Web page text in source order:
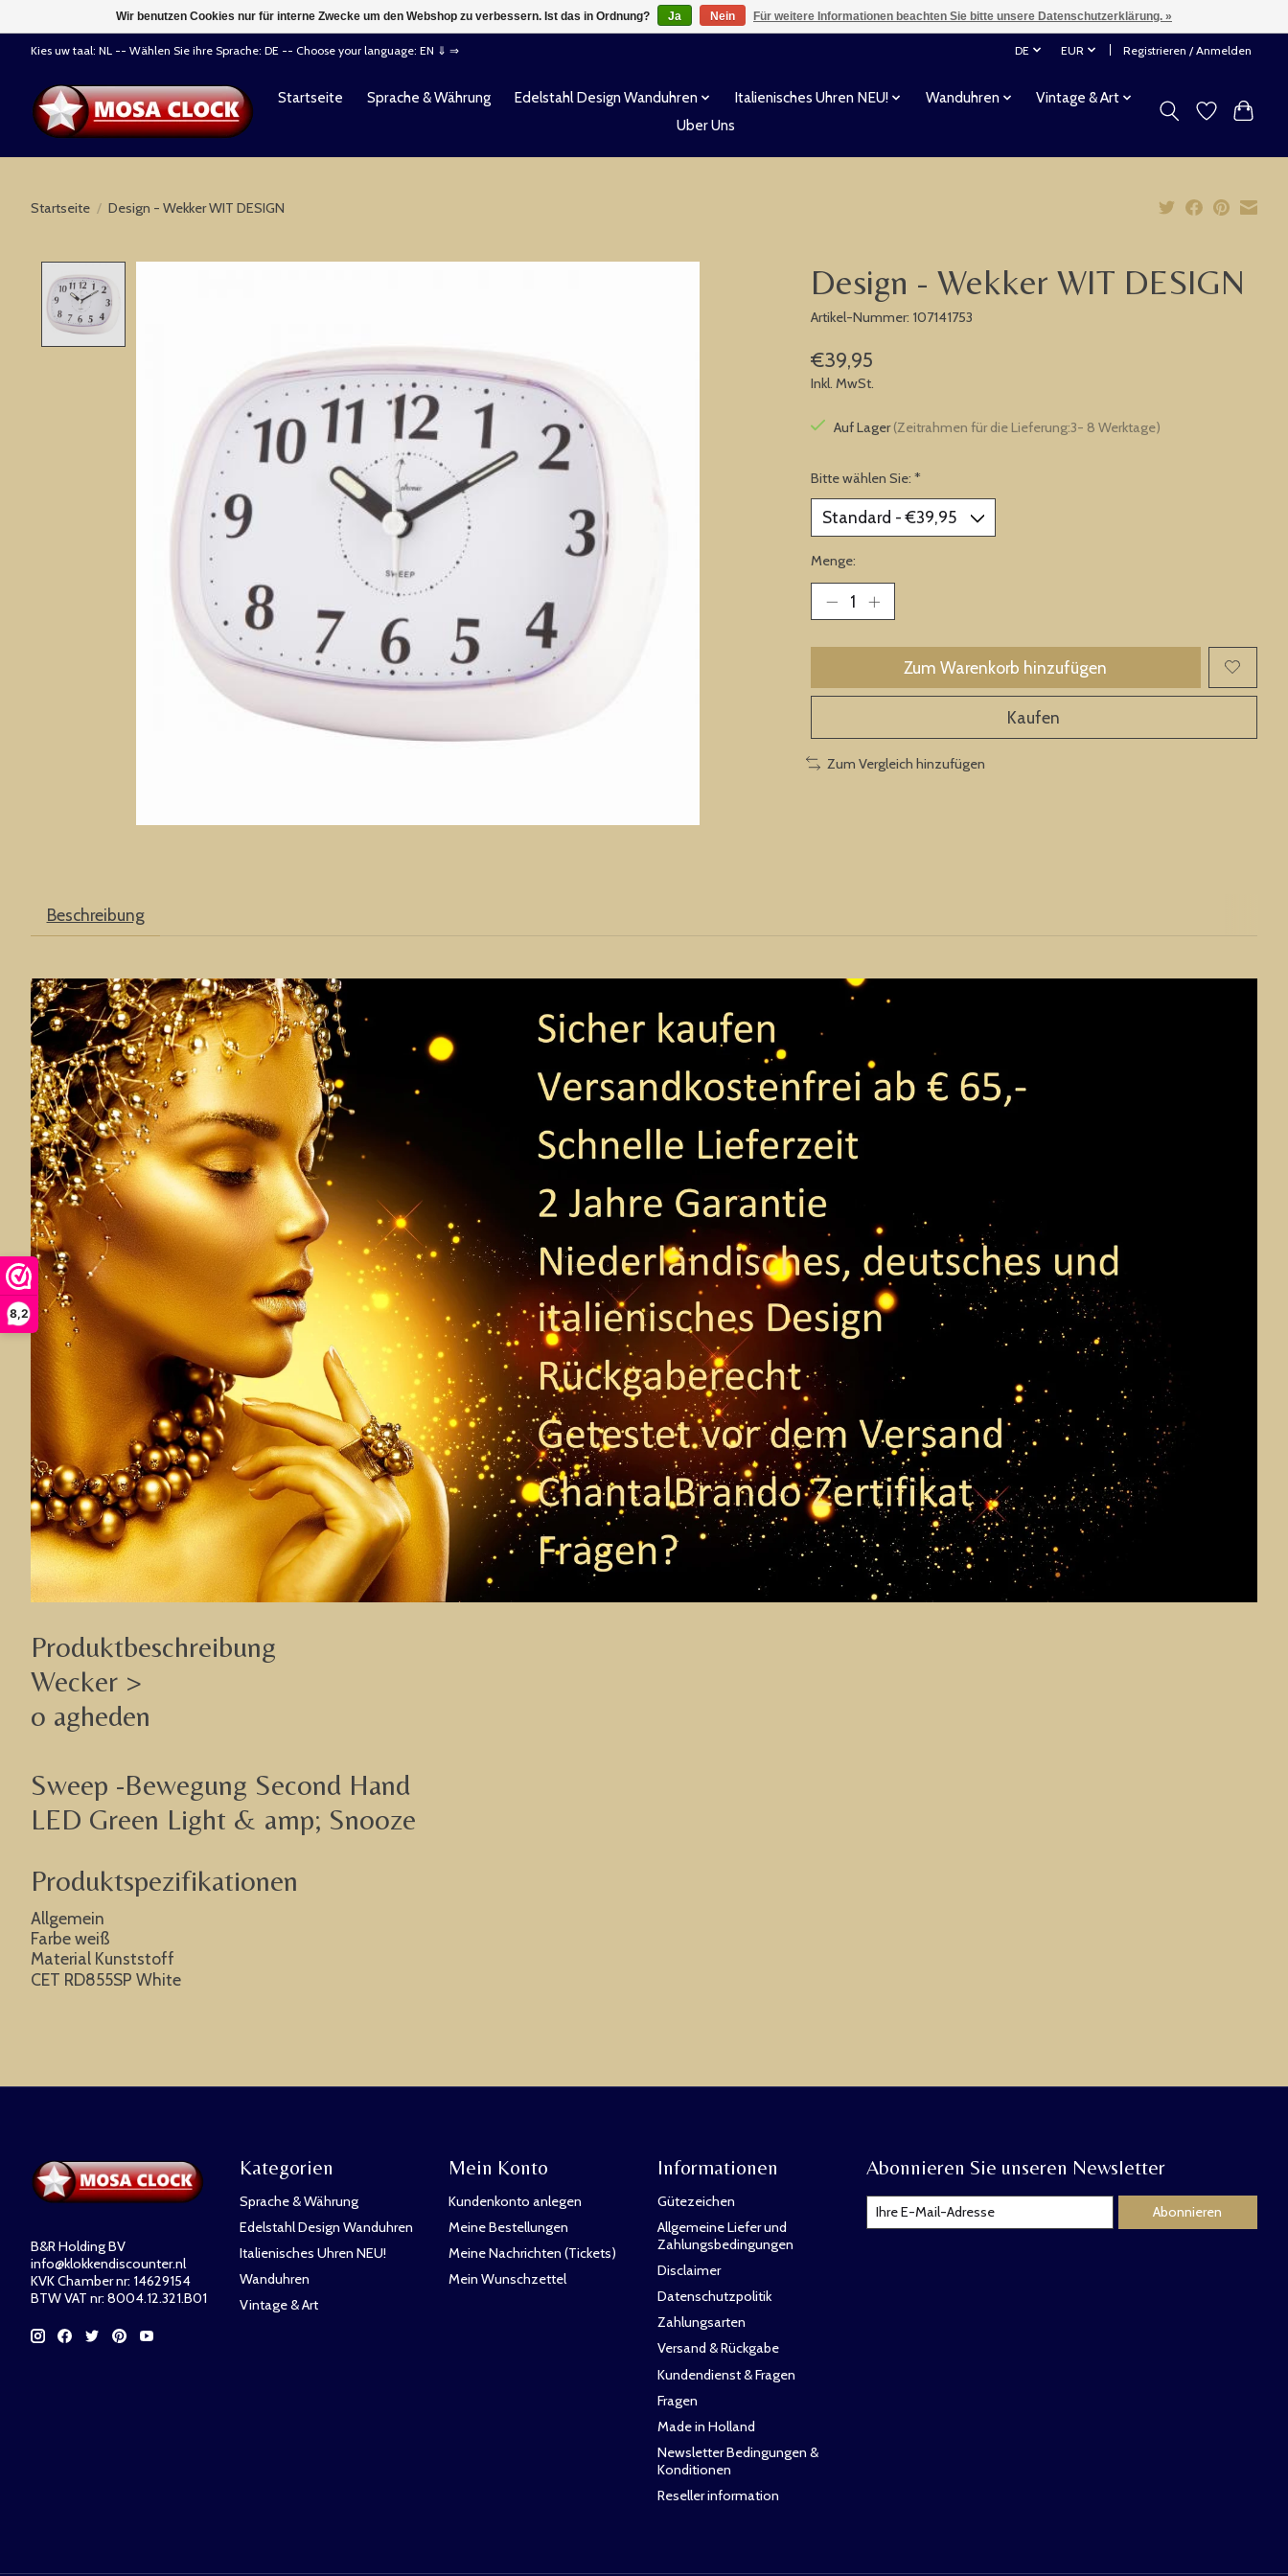
8,2
Kies uw taal: NL -- Wählen Sie ihre Sprache: DE -- Choose your language: EN ⇓ ⇒ DE EUR Registrieren / Anmelden
Startseite Sprache & Währung Edelstahl Design Wanduhren Italienisches Uhren NEU! Wanduhren
Vintage & Art
Uber Uns
Startseite / Design - Wekker WIT DESIGN
Design - Wekker WIT DESIGN
Artikel-Nummer: 107141753
€39,95
Inkl. MwSt.
Auf Lager(Zeitrahmen für die Lieferung:3- 8 Werktage)
Bitte wählen Sie: *
Menge:
Zum Warenkorb hinzufügen
Kaufen
Zum Vergleich hinzufügen
Beschreibung
Produktbeschreibung
Wecker >
o agheden
Sweep -Bewegung Second Hand
LED Green Light & amp; Snooze
Produktspezifikationen
Allgemein
Farbe weiß
Material Kunststoff
CET RD855SP White
B&R Holding BV
info@klokkendiscounter.nl
KVK Chamber nr: 14629154
BTW VAT nr: 8004.12.321.B01
Kategorien
Sprache & Währung
Edelstahl Design Wanduhren
Italienisches Uhren NEU!
Wanduhren
Vintage & Art
Mein Konto
Kundenkonto anlegen
Meine Bestellungen
Meine Nachrichten (Tickets)
Mein Wunschzettel
Informationen
Gütezeichen
Allgemeine Liefer und
Zahlungsbedingungen
Disclaimer
Datenschutzpolitik
Zahlungsarten
Versand & Rückgabe
Kundendienst & Fragen
Fragen
Made in Holland
Newsletter Bedingungen &
Konditionen
Reseller information
Abonnieren Sie unseren Newsletter
Abonnieren
Wir benutzen Cookies nur für interne Zwecke um den Webshop zu verbessern. Ist das in Ordnung? Ja Nein Für weitere Informationen beachten Sie bitte unsere Datenschutzerklärung. »